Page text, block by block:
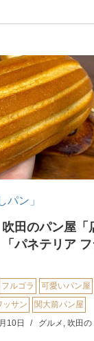
パン」
吹田のパン屋
パネテリア
フルゴラ 可愛いパン屋
ッサン
関大前パン屋
10日 グルメ 吹田の